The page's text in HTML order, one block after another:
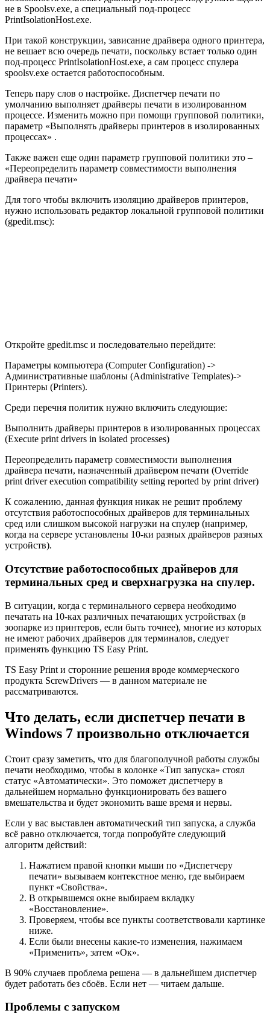
не в Spoolsv.exe, а специальный под-процесс
PrintIsolationHost.exe.
При такой конструкции, зависание драйвера одного принтера,
не вешает всю очередь печати, поскольку встает только один
под-процесс PrintIsolationHost.exe, а сам процесс спулера
spoolsv.exe остается работоспособным.
Теперь пару слов о настройке. Диспетчер печати по
умолчанию выполняет драйверы печати в изолированном
процессе. Изменить можно при помощи групповой политики,
параметр «Выполнять драйверы принтеров в изолированных
процессах» .
Также важен еще один параметр групповой политики это –
«Переопределить параметр совместимости выполнения
драйвера печати»
Для того чтобы включить изоляцию драйверов принтеров,
нужно использовать редактор локальной групповой политики
(gpedit.msc):
Откройте gpedit.msc и последовательно перейдите:
Параметры компьютера (Computer Configuration) ->
Административные шаблоны (Administrative Templates)->
Принтеры (Printers).
Среди перечня политик нужно включить следующие:
Выполнить драйверы принтеров в изолированных процессах
(Execute print drivers in isolated processes)
Переопределить параметр совместимости выполнения
драйвера печати, назначенный драйвером печати (Override
print driver execution compatibility setting reported by print driver)
К сожалению, данная функция никак не решит проблему
отсутствия работоспособных драйверов для терминальных
сред или слишком высокой нагрузки на спулер (например,
когда на сервере установлены 10-ки разных драйверов разных
устройств).
Отсутствие работоспособных драйверов для
терминальных сред и сверхнагрузка на спулер.
В ситуации, когда с терминального сервера необходимо
печатать на 10-ках различных печатающих устройствах (в
зоопарке из принтеров, если быть точнее), многие из которых
не имеют рабочих драйверов для терминалов, следует
применять функцию TS Easy Print.
TS Easy Print и сторонние решения вроде коммерческого
продукта ScrewDrivers — в данном материале не
рассматриваются.
Что делать, если диспетчер печати в
Windows 7 произвольно отключается
Стоит сразу заметить, что для благополучной работы службы
печати необходимо, чтобы в колонке «Тип запуска» стоял
статус «Автоматически». Это поможет диспетчеру в
дальнейшем нормально функционировать без вашего
вмешательства и будет экономить ваше время и нервы.
Если у вас выставлен автоматический тип запуска, а служба
всё равно отключается, тогда попробуйте следующий
алгоритм действий:
Нажатием правой кнопки мыши по «Диспетчеру
печати» вызываем контекстное меню, где выбираем
пункт «Свойства».
В открывшемся окне выбираем вкладку
«Восстановление».
Проверяем, чтобы все пункты соответствовали картинке
ниже.
Если были внесены какие-то изменения, нажимаем
«Применить», затем «Ок».
В 90% случаев проблема решена — в дальнейшем диспетчер
будет работать без сбоёв. Если нет — читаем дальше.
Проблемы с запуском